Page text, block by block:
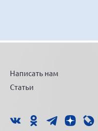
Написать нам
Статьи